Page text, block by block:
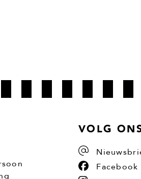
VOLG
Facebook